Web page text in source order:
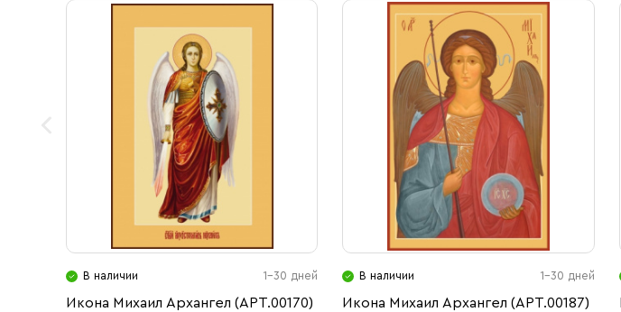
В наличии 1-30 дней
Икона Михаил Архангел (АРТ.00170)
В наличии 1-30 дней
Икона Михаил Архангел (АРТ.00187)